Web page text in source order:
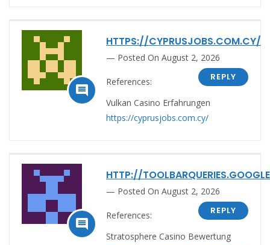

HTTPS://CYPRUSJOBS.COM.CY/
Posted On August 2, 2026
REPLY
References:
Vulkan Casino Erfahrungen
https://cyprusjobs.com.cy/

HTTP://
Posted On August 2, 2026
REPLY
References:
Stratosphere Casino Bewertung